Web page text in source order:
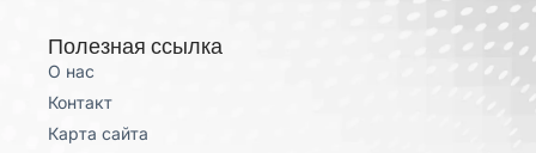
Полезная ссылка
О нас
Контакт
Карта сайта